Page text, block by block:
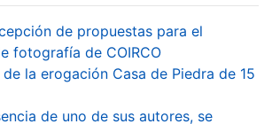
de propuestas para el
fotografía de COIRCO
la erogación Casa de Piedra de 15
de uno de sus autores, se